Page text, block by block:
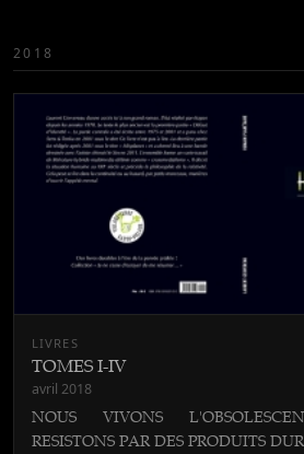
2018
LIVRES
TOMES I-IV
avril 2018
NOUS VIVONS
RESISTONS PAR DES PRODUITS